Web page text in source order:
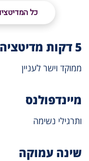
כל
5 דקות מדיטציה
ממוקד וישר לעניין
מיינדפולנס
ותרגילי נשימה
שינה עמוקה